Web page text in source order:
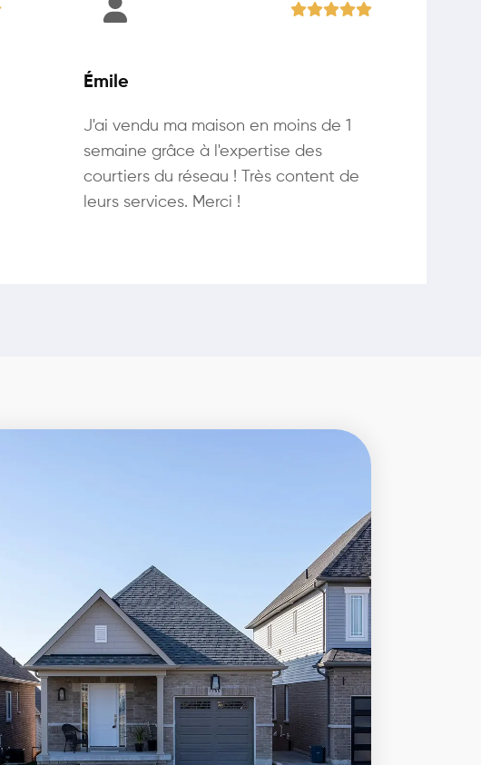
Émile
J'ai vendu ma maison en moins de 1
semaine grâce à l'expertise des
courtiers du réseau ! Très content de
leurs services. Merci !